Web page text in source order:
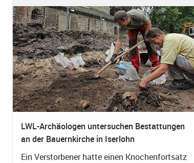
LWL-Archäologen untersuchen Bestattungen
an der Bauernkirche in Iserlohn
Ein Verstorbener hatte einen Knochenfortsatz